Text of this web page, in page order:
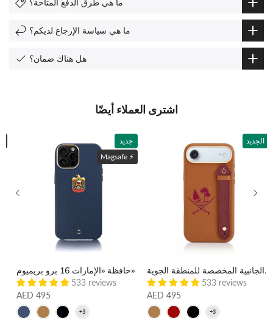
ما هي سياسة الإرجاع لديكم؟
هل هناك ضمان؟
اشترى العملاء أيضًا
جديد
Magsafe ⚡️
حافظة «الإمارات 16 برو بريميوم»
533 reviews
AED 495
الجديد
حقيبة «قطر 17» ذات الأشرطة الجانبية المخصصة للمنطقة الجوية
533 reviews
AED 495